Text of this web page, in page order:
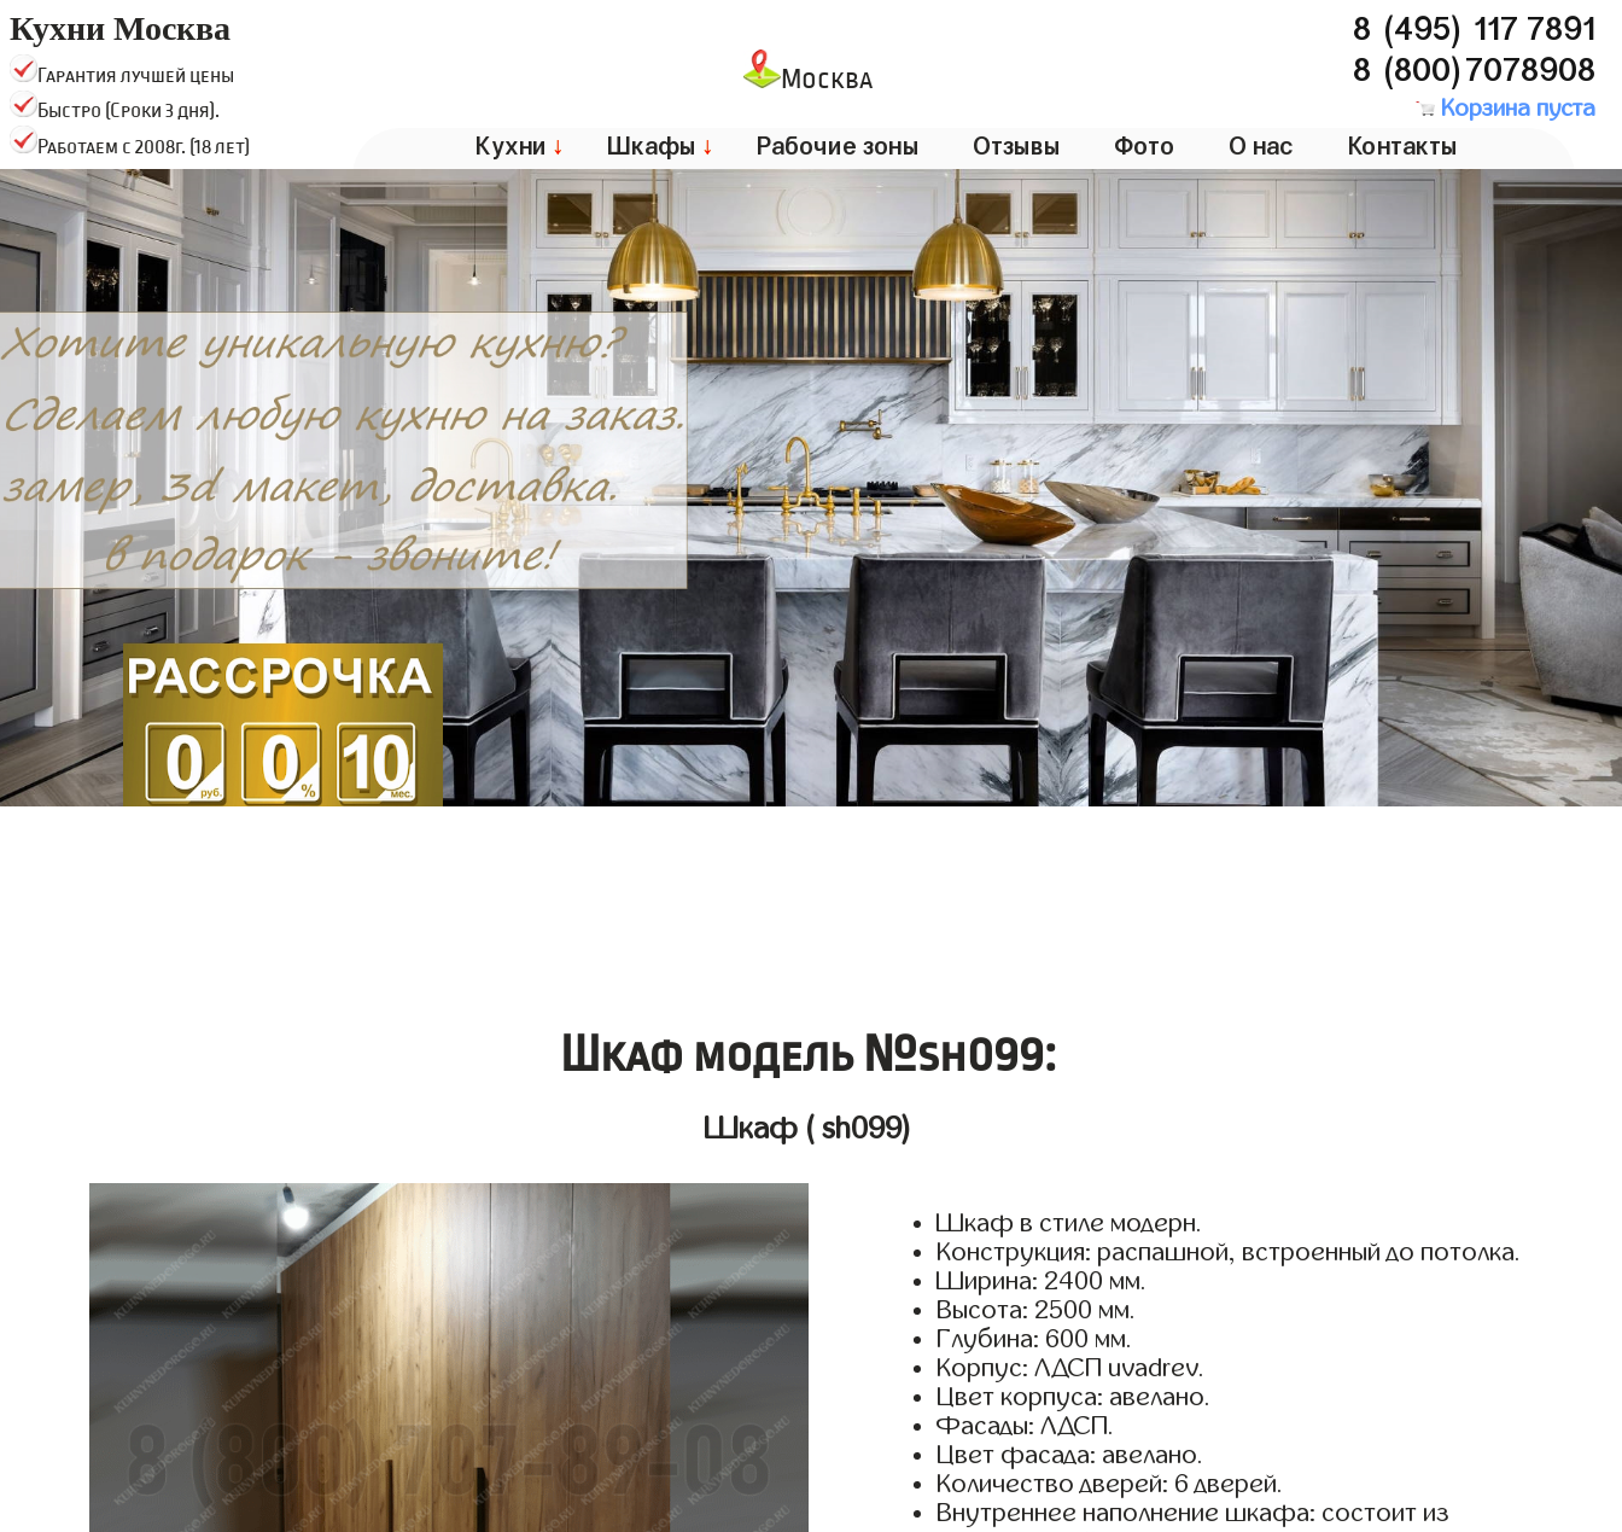
Кухни Москва
Гарантия лучшей цены
Быстро (Сроки 3 дня).
Работаем с 2008г. (18 лет)
Москва
8 (495) 117 7891
8 (800)7078908
Корзина пуста
Кухни ↓ Шкафы ↓ Рабочие зоны Отзывы Фото О нас Контакты
Шкаф модель №sh099:
Шкаф ( sh099)
Шкаф в стиле модерн.
Конструкция: распашной, встроенный до потолка.
Ширина: 2400 мм.
Высота: 2500 мм.
Глубина: 600 мм.
Корпус: ЛДСП uvadrev.
Цвет корпуса: авелано.
Фасады: ЛДСП.
Цвет фасада: авелано.
Количество дверей: 6 дверей.
Внутреннее наполнение шкафа: состоит из